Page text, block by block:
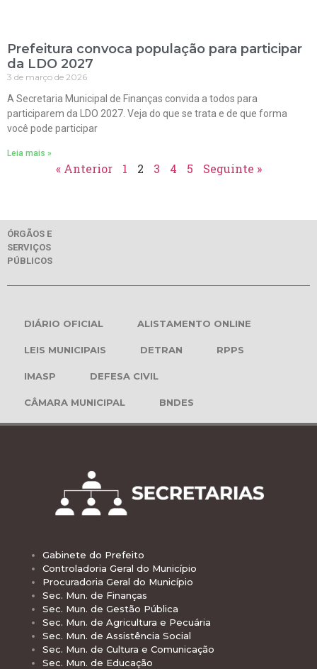
Prefeitura convoca população para participar
da LDO 2027
3 de março de 2026
A Secretaria Municipal de Finanças convida a todos para
participarem da LDO 2027. Veja do que se trata e de que forma
você pode participar
Leia mais »
« Anterior 1 2 3 4 5 Seguinte »
ÓRGÃOS E
SERVIÇOS
PÚBLICOS
DIÁRIO OFICIAL ALISTAMENTO ONLINE
LEIS MUNICIPAIS DETRAN RPPS
IMASP DEFESA CIVIL
CÂMARA MUNICIPAL BNDES
Gabinete do Prefeito
Controladoria Geral do Município
Procuradoria Geral do Município
Sec. Mun. de Finanças
Sec. Mun. de Gestão Pública
Sec. Mun. de Agricultura e Pecuária
Sec. Mun. de Assistência Social
Sec. Mun. de Cultura e Comunicação
Sec. Mun. de Educação